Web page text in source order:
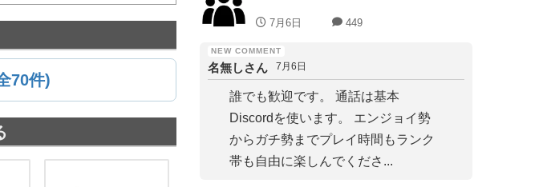
70件)
7月6日 449
名無しさん 7月6日
誰でも歓迎です。 通話は基本
Discordを使います。 エンジョイ勢
からガチ勢までプレイ時間もランク
帯も自由に楽しんでくださ...